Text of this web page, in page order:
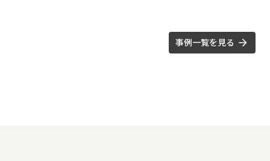
事例一覧を見る